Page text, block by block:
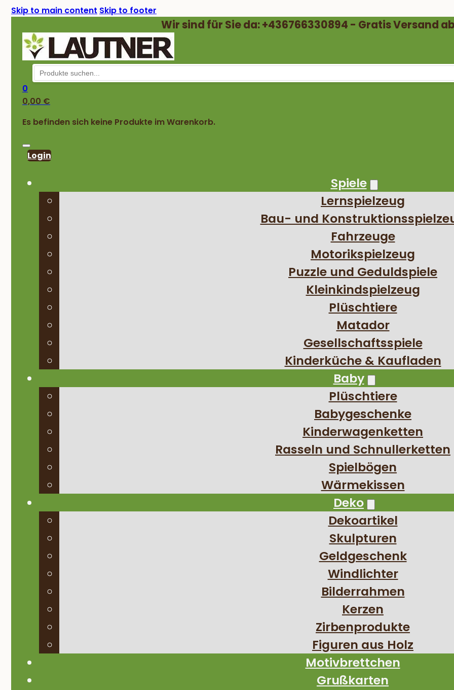
Skip to main content Skip to footer
Wir sind für Sie da: +436766330894 - Gratis Versand
0
0,00 €
Es befinden sich keine Produkte im Warenkorb.
Login
Spiele
Lernspielzeug
Bau- und
Fahrzeuge
Motorikspielzeug
Puzzle und Geduldspiele
Kleinkindspielzeug
Plüschtiere
Matador
Gesellschaftsspiele
Kinderküche & Kaufladen
Baby
Plüschtiere
Babygeschenke
Kinderwagenketten
Rasseln und Schnullerketten
Spielbögen
Wärmekissen
Deko
Dekoartikel
Skulpturen
Geldgeschenk
Windlichter
Bilderrahmen
Kerzen
Zirbenprodukte
Figuren aus Holz
Motivbrettchen
Grußkarten